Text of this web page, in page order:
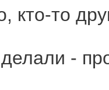
кто-то
-